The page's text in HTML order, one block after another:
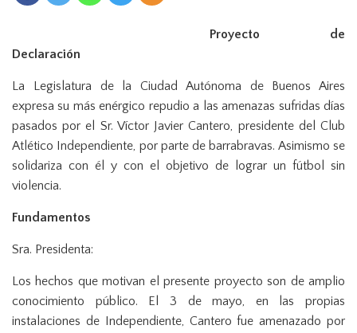
Proyecto de
Declaración
La Legislatura de la Ciudad Autónoma de Buenos Aires
expresa su más enérgico repudio a las amenazas sufridas días
pasados por el Sr. Víctor Javier Cantero, presidente del Club
Atlético Independiente, por parte de barrabravas. Asimismo se
solidariza con él y con el objetivo de lograr un fútbol sin
violencia.
Fundamentos
Sra. Presidenta:
Los hechos que motivan el presente proyecto son de amplio
conocimiento público. El 3 de mayo, en las propias
instalaciones de Independiente, Cantero fue amenazado por